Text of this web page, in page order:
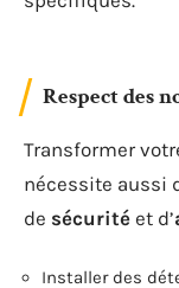
Respect des
Transformer
nécessite aussi
de sécurité et d’
Installer des